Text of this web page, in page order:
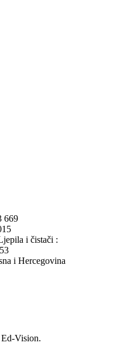
669
i čistači :
i Hercegovina
Vision.